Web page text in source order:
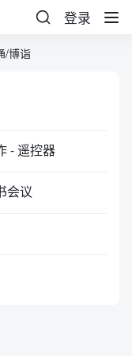
登录
/博诣
- 遥控器
会议